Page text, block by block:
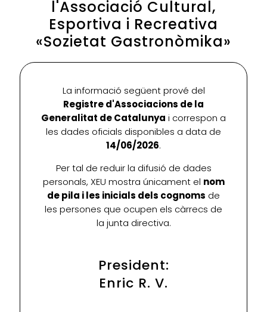
l'Associació Cultural,
Esportiva i Recreativa
«Sozietat Gastronòmika»
La informació següent prové del
Registre d'Associacions de la
Generalitat de Catalunya i correspon a
les dades oficials disponibles a data de
14/06/2026.
Per tal de reduir la difusió de dades
personals, XEU mostra únicament el nom
de pila i les inicials dels cognoms de
les persones que ocupen els càrrecs de
la junta directiva.
President:
Enric R. V.